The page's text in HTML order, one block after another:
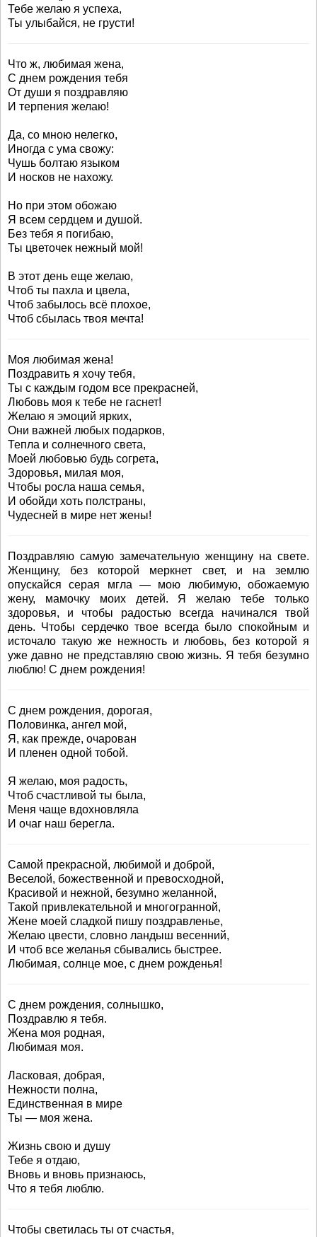
Тебе желаю я успеха,
Ты улыбайся, не грусти!
Что ж, любимая жена,
С днем рождения тебя
От души я поздравляю
И терпения желаю!
Да, со мною нелегко,
Иногда с ума свожу:
Чушь болтаю языком
И носков не нахожу.
Но при этом обожаю
Я всем сердцем и душой.
Без тебя я погибаю,
Ты цветочек нежный мой!
В этот день еще желаю,
Чтоб ты пахла и цвела,
Чтоб забылось всё плохое,
Чтоб сбылась твоя мечта!
Моя любимая жена!
Поздравить я хочу тебя,
Ты с каждым годом все прекрасней,
Любовь моя к тебе не гаснет!
Желаю я эмоций ярких,
Они важней любых подарков,
Тепла и солнечного света,
Моей любовью будь согрета,
Здоровья, милая моя,
Чтобы росла наша семья,
И обойди хоть полстраны,
Чудесней в мире нет жены!
Поздравляю самую замечательную женщину на свете.
Женщину, без которой меркнет свет, и на землю
опускайся серая мгла — мою любимую, обожаемую
жену, мамочку моих детей. Я желаю тебе только
здоровья, и чтобы радостью всегда начинался твой
день. Чтобы сердечко твое всегда было спокойным и
источало такую же нежность и любовь, без которой я
уже давно не представляю свою жизнь. Я тебя безумно
люблю! С днем рождения!
С днем рождения, дорогая,
Половинка, ангел мой,
Я, как прежде, очарован
И пленен одной тобой.
Я желаю, моя радость,
Чтоб счастливой ты была,
Меня чаще вдохновляла
И очаг наш берегла.
Самой прекрасной, любимой и доброй,
Веселой, божественной и превосходной,
Красивой и нежной, безумно желанной,
Такой привлекательной и многогранной,
Жене моей сладкой пишу поздравленье,
Желаю цвести, словно ландыш весенний,
И чтоб все желанья сбывались быстрее.
Любимая, солнце мое, с днем рожденья!
С днем рождения, солнышко,
Поздравлю я тебя.
Жена моя родная,
Любимая моя.
Ласковая, добрая,
Нежности полна,
Единственная в мире
Ты — моя жена.
Жизнь свою и душу
Тебе я отдаю,
Вновь и вновь признаюсь,
Что я тебя люблю.
Чтобы светилась ты от счастья,